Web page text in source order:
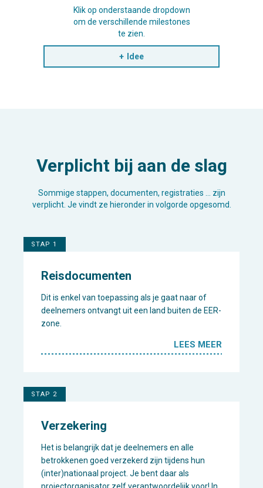
Klik op onderstaande dropdown
om de verschillende milestones
te zien.
Idee
Verplicht bij aan de slag
Sommige stappen, documenten, registraties … zijn
verplicht. Je vindt ze hieronder in volgorde opgesomd.
STAP 1
Reisdocumenten
Dit is enkel van toepassing als je gaat naar of
deelnemers ontvangt uit een land buiten de EER-
zone.
LEES MEER
STAP 2
Verzekering
Het is belangrijk dat je deelnemers en alle
betrokkenen goed verzekerd zijn tijdens hun
(inter)nationaal project. Je bent daar als